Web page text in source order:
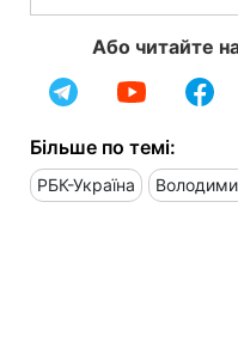
Або читайте
Більше по темі:
РБК-Україна